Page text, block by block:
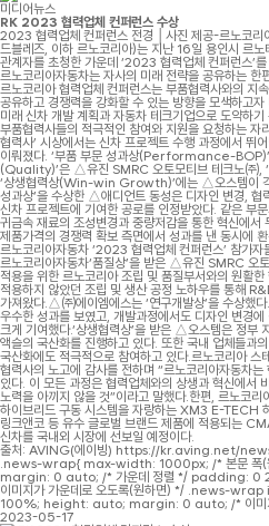
미디어뉴스
RK 2023 협력업체 컨퍼런스 수상
2023 협력업체 컨퍼런스 전경 │사진 제공-르노코리
드블레즈, 이하 르노코리아)는 지난 16일 용인시 르
관계자를 초청한 가운데 ‘2023 협력업체 컨퍼런스’
르노코리아자동차는 자사의 미래 전략을 공유하는 한
르노코리아 협력업체 컨퍼런스는 부품협력사와의 지
공유하고 경쟁력을 강화할 수 있는 방향을 모색하고
미래 신차 개발 계획과 자동차 테크기업으로 도약하
부품협력사들의 적극적인 참여와 지원을 요청하는 자
협력사’ 시상에서는 신차 프로젝트 수행 과정에서 뛰
이뤄졌다. ‘부품 부문 성과상(Performance-
(Quality)’은 △유진 SMRC 오토모티브 테크노㈜,
‘상생협력상(Win-win Growth)’에는 △오스템이 각
성과상’을 수상한 △애디언트 동성은 디자인 변경, 협
신차 프로젝트에 기여한 공로를 인정받았다. 같은 부
귀금속 재료의 조성변경과 중량저감을 통한 혁신에
제품가격의 경쟁력 확보 측면에서 성과를 낸 동시에
르노코리아자동차 ‘2023 협력업체 컨퍼런스’ 참가
르노코리아자동차‘품질상’을 받은 △유진 SMRC 오
적용을 위한 르노코리아 조립 및 품질부서와의 원활
적용하지 않았던 조립 및 생산 공정 노하우를 통해
가져왔다.△㈜에이엠에스는 ‘연구개발상’을 수상했
우수한 성과를 보였고, 개발과정에서도 디자인 변경
크게 기여했다.‘상생협력상’을 받은 △오스템은 정부
액슬의 국산화를 진행하고 있다. 또한 국내 업체들과
국산화에도 적극적으로 참여하고 있다.르노코리아 스
협력사의 노고에 감사를 전하며 “르노코리아자동차
있다. 이 모든 과정은 협력업체와의 상생과 혁신에서
노력을 아끼지 않을 것”이라고 말했다.한편, 르노코
하이브리드 구동 시스템을 자랑하는 XM3 E-TECH
링크앤코 등 유수 글로벌 브랜드 제품에 적용되는
신차를 국내외 시장에 선보일 예정이다.
출처: AVING(에이빙) https://kr.aving.net/
.news-wrap{ max-width: 1000px; /* 본문 폭(
margin: 0 auto; /* 가운데 정렬 */ padding: 0
이미지가 가운데로 오도록(원하면) */ .news-
100%; height: auto; margin: 0 auto; /* 이미
2023-05-17